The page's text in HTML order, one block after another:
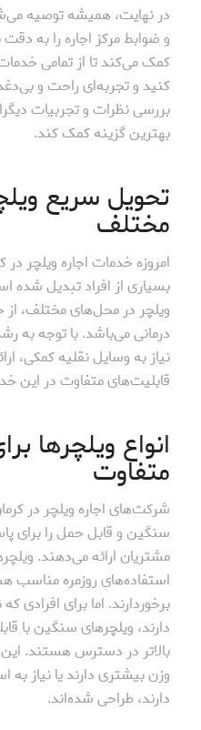
در نهایت، همیشه توصیه
و ضوابط مرکز اجاره را به
کمک می‌کند تا از تمامی
کنید و تجربه‌ای راحت و
بررسی نظرات و تجربیات
بهترین گزینه کمک کند.
تحویل سریع
مختلف
امروزه خدمات اجاره ویلچر
بسیاری از افراد تبدیل
ویلچر در محل‌های مختلف، از
درمانی می‌باشد. با توجه به
نیاز به وسایل نقلیه کمکی،
قابلیت‌های متفاوت در این
انواع ویلچرها
متفاوت
شرکت‌های اجاره ویلچر در
سنگین و قابل حمل را برای
مشتریان ارائه می‌دهند.
استفاده‌های روزمره مناسب
برخوردارند. اما برای افرادی
دارند، ویلچرهای سنگین با
بالاتر در دسترس هستند. این
وزن بیشتری دارند یا نیاز به
دارند، طراحی شده‌اند.